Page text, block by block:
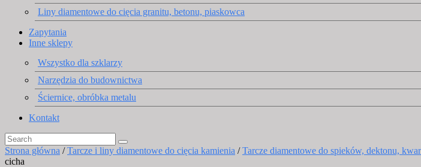
Liny diamentowe do cięcia granitu, betonu, piaskowca
Zapytania
Inne sklepy
Wszystko dla szklarzy
Narzędzia do budownictwa
Ściernice, obróbka metalu
Kontakt
Strona główna /Tarcze i liny diamentowe do cięcia kamienia /Tarcze diamentowe do spieków, dektonu,
cicha